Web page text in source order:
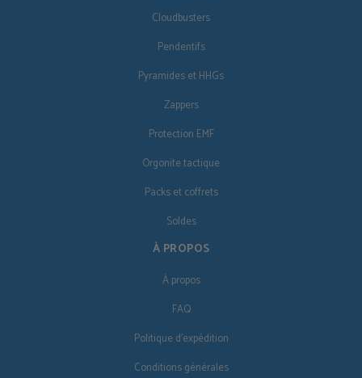
Cloudbusters
Pendentifs
Pyramides et HHGs
Zappers
Protection EMF
Orgonite tactique
Packs et coffrets
Soldes
À PROPOS
À propos
FAQ
Politique d'expédition
Conditions générales